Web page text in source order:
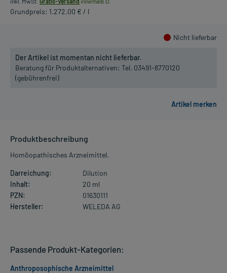
Grundpreis: 1.272,00 € / l
Nicht lieferbar
Der Artikel ist momentan nicht lieferbar.
Beratung für Produktalternativen: Tel. 03491-8770120
(gebührenfrei)
Produktbeschreibung
Homöopathisches Arzneimittel.
Darreichung:
Dilution
Inhalt:
20 ml
PZN:
01630111
Hersteller:
WELEDA AG
Passende Produkt-Kategorien:
Anthroposophische Arzneimittel